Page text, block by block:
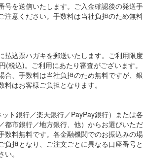
号を送信いたします。ご入金確認後の発送手
注意ください。手数料は当社負担のため無料
払込票ハガキを郵送いたします。ご利用限度
(税込)。ご利用にあたり審査がございます。
合、手数料は当社負担のため無料ですが、銀
はお客様ご負担となります。
ト銀行／楽天銀行／PayPay銀行）または各
都市銀行／地方銀行、他）からお選びいただ
数料無料です。各金融機関でのお振込みの場
負担となり、ご注文ごとに異なる口座番号と
。